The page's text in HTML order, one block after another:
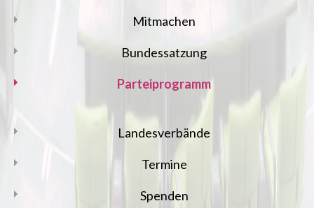
Mitmachen
Bundessatzung
Parteiprogramm
Landesverbände
Termine
Spenden